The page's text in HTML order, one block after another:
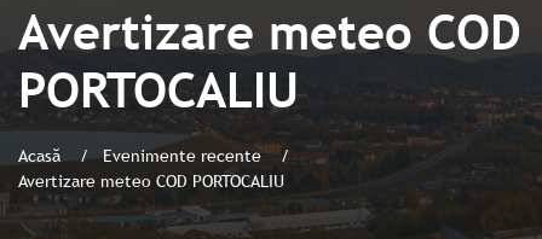
Avertizare meteo COD
PORTOCALIU
Acasă
Evenimente recente
Avertizare meteo COD PORTOCALIU